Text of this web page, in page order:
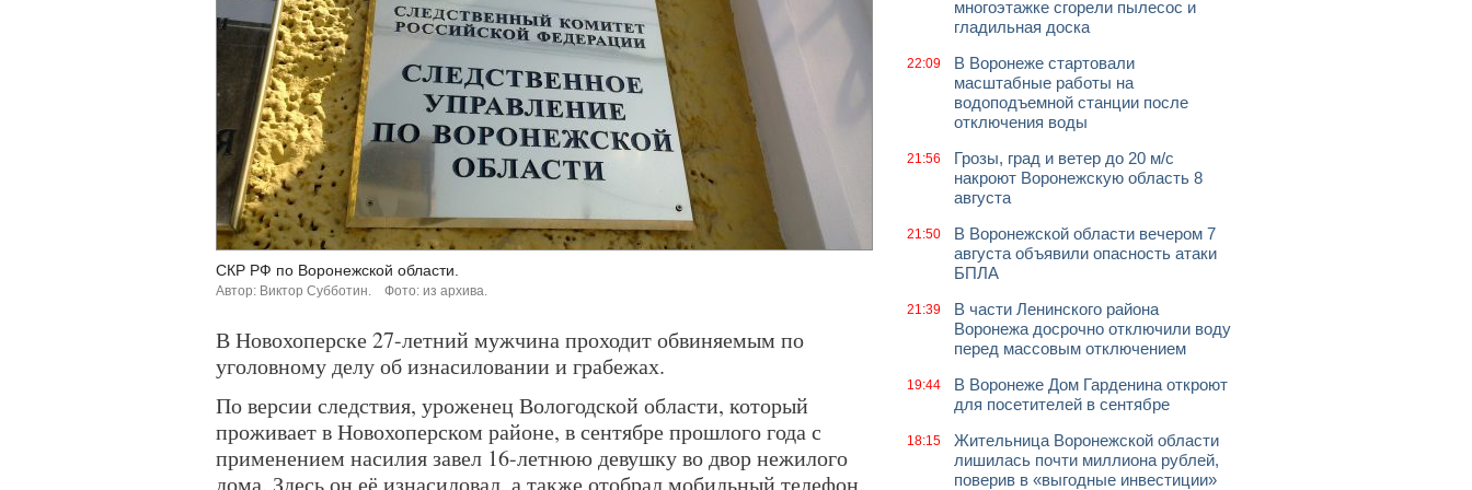
СКР РФ по Воронежской области.
Автор: Виктор Субботин. Фото: из архива.
В Новохоперске 27-летний мужчина проходит обвиняемым по
уголовному делу об изнасиловании и грабежах.
По версии следствия, уроженец Вологодской области, который
проживает в Новохоперском районе, в сентябре прошлого года с
применением насилия завел 16-летнюю девушку во двор нежилого
дома. Здесь он её изнасиловал, а также отобрал мобильный телефон.
многоэтажке сгорели пылесос и
гладильная доска
22:09
В Воронеже стартовали
масштабные работы на
водоподъемной станции после
отключения воды
21:56
Грозы, град и ветер до 20 м/с
накроют Воронежскую область 8
августа
21:50
В Воронежской области вечером 7
августа объявили опасность атаки
БПЛА
21:39
В части Ленинского района
Воронежа досрочно отключили воду
перед массовым отключением
19:44
В Воронеже Дом Гарденина откроют
для посетителей в сентябре
18:15
Жительница Воронежской области
лишилась почти миллиона рублей,
поверив в «выгодные инвестиции»